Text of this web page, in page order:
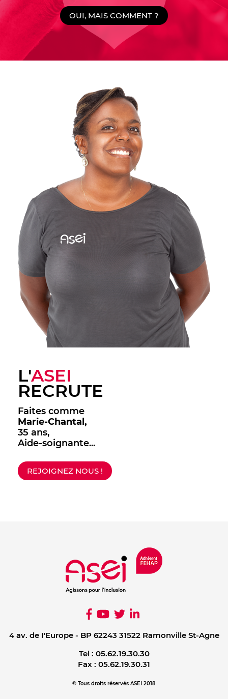
OUI, MAIS COMMENT ?
L'ASEI
RECRUTE
Faites comme
Marie-Chantal,
35 ans,
Aide-soignante...
REJOIGNEZ NOUS !
4 av. de I'Europe - BP 62243 31522 Ramonville St-Agne
Tel : 05.62.19.30.30
Fax : 05.62.19.30.31
© Tous droits réservés ASEI 2018